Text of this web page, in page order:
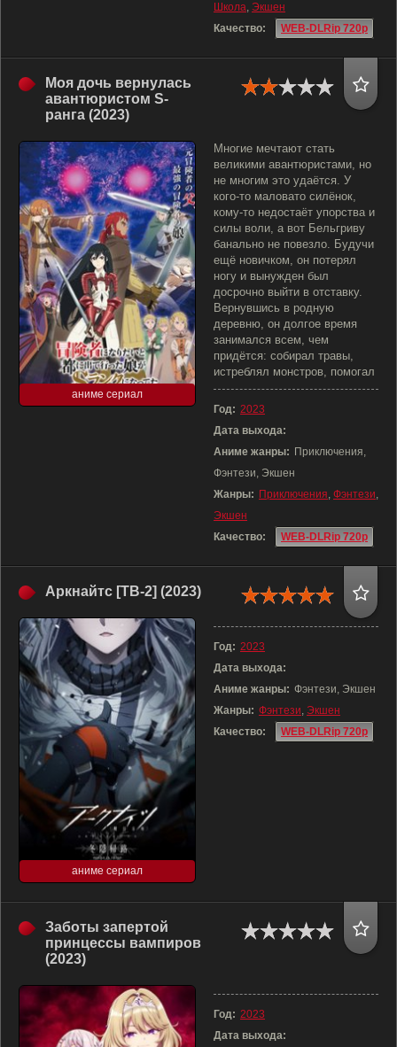
Школа, Экшен
Качество:
WEB-DLRip 720p
Моя дочь вернулась
авантюристом S-
ранга (2023)
аниме сериал
Многие мечтают стать
великими авантюристами, но
не многим это удаётся. У
кого-то маловато силёнок,
кому-то недостаёт упорства и
силы воли, а вот Бельгриву
банально не повезло. Будучи
ещё новичком, он потерял
ногу и вынужден был
досрочно выйти в отставку.
Вернувшись в родную
деревню, он долгое время
занимался всем, чем
придётся: собирал травы,
истреблял монстров, помогал
Год: 2023
Дата выхода:
Аниме жанры: Приключения,
Фэнтези, Экшен
Жанры: Приключения, Фэнтези,
Экшен
Качество:
WEB-DLRip 720p
Аркнайтс [ТВ-2] (2023)
аниме сериал
Год: 2023
Дата выхода:
Аниме жанры: Фэнтези, Экшен
Жанры: Фэнтези, Экшен
Качество:
WEB-DLRip 720p
Заботы запертой
принцессы вампиров
(2023)
Год: 2023
Дата выхода: